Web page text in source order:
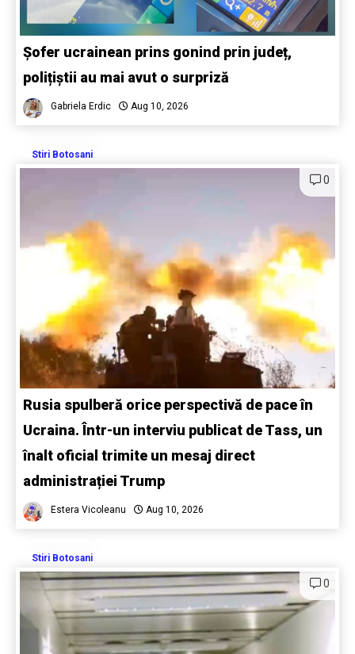
Șofer ucrainean prins gonind prin județ,
polițiștii au mai avut o surpriză
Gabriela Erdic Aug 10, 2026
Stiri Botosani
0
Rusia spulberă orice perspectivă de pace în
Ucraina. Într-un interviu publicat de Tass, un
înalt oficial trimite un mesaj direct
administrației Trump
Estera Vicoleanu Aug 10, 2026
Stiri Botosani
0